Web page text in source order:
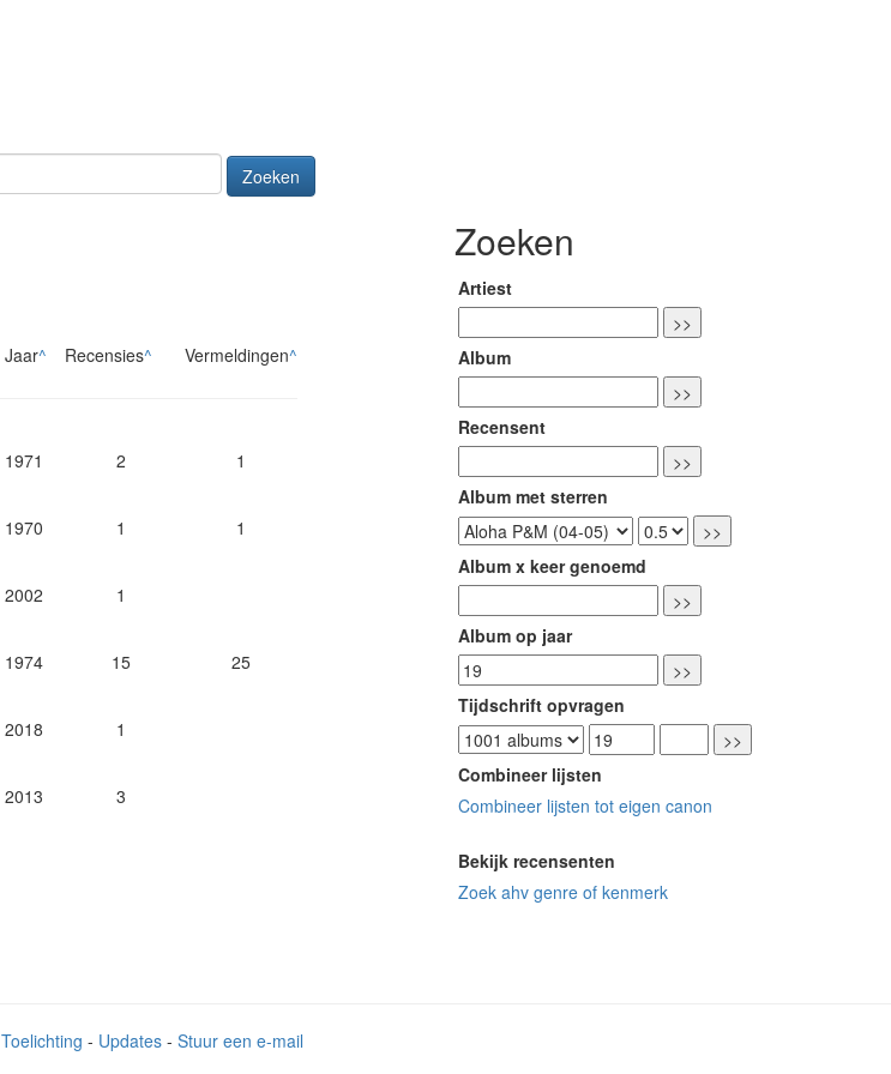
Zoeken
Jaar^ Recensies^ Vermeldingen^
1971 2 1
1970 1 1
2002 1
1974 15 25
2018 1
2013 3
Zoeken
Artiest
Album
Recensent
Album met sterren
Album x keer genoemd
Album op jaar
Tijdschrift opvragen
Combineer lijsten
Combineer lijsten tot eigen canon
Bekijk recensenten
Zoek ahv genre of kenmerk
Toelichting - Updates- Stuur een e-mail